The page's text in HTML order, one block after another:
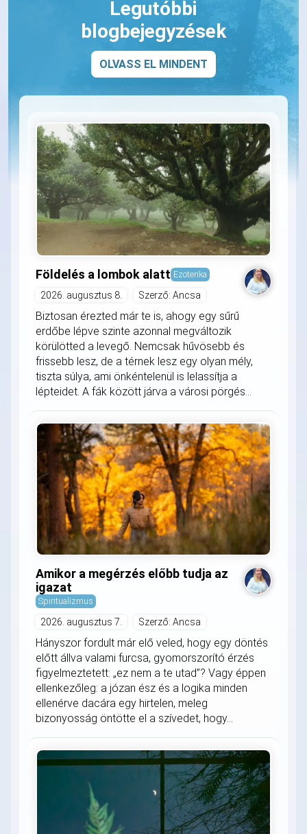
Legutóbbi
blogbejegyzések
OLVASS EL MINDENT
Földelés a lombok alatt Ezoterika
2026. augusztus 8. Szerző: Ancsa
Biztosan érezted már te is, ahogy egy sűrű
erdőbe lépve szinte azonnal megváltozik
körülötted a levegő. Nemcsak hűvösebb és
frissebb lesz, de a térnek lesz egy olyan mély,
tiszta súlya, ami önkéntelenül is lelassítja a
lépteidet. A fák között járva a városi pörgés...
Amikor a megérzés előbb tudja az
igazat
Spiritualizmus
2026. augusztus 7. Szerző: Ancsa
Hányszor fordult már elő veled, hogy egy döntés
előtt állva valami furcsa, gyomorszorító érzés
figyelmeztetett: „ez nem a te utad”? Vagy éppen
ellenkezőleg: a józan ész és a logika minden
ellenérve dacára egy hirtelen, meleg
bizonyosság öntötte el a szívedet, hogy...